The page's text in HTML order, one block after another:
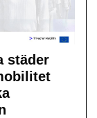
städer